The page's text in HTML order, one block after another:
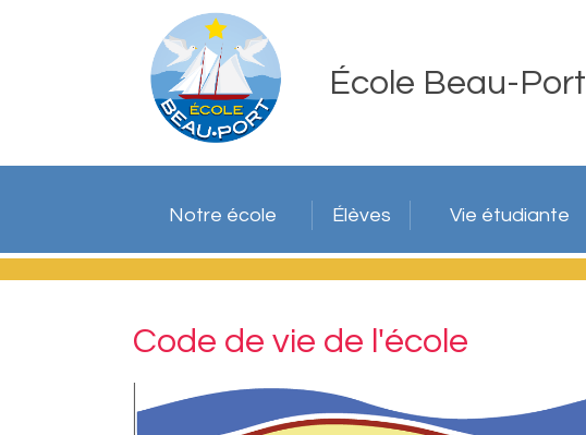
École Beau-Port
Notre école Élèves Vie étudiante
Code de vie de l'école